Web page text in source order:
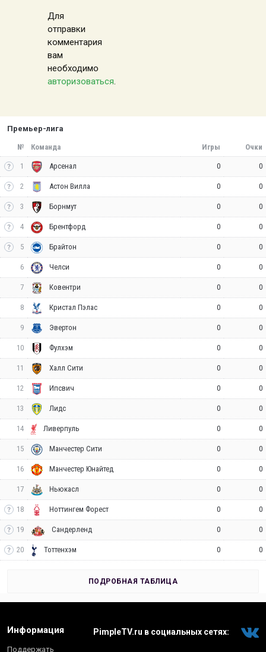
Для
отправки
комментария
вам
необходимо
авторизоваться.
Премьер-лига
№ Команда Игры Очки
1 Арсенал 0 0
2 Астон Вилла 0 0
3 Борнмут 0 0
4 Брентфорд 0 0
5 Брайтон 0 0
6 Челси 0 0
7 Ковентри 0 0
8 Кристал Пэлас 0 0
9 Эвертон 0 0
10 Фулхэм 0 0
11 Халл Сити 0 0
12 Ипсвич 0 0
13 Лидс 0 0
14 Ливерпуль 0 0
15 Манчестер Сити 0 0
16 Манчестер Юнайтед 0 0
17 Ньюкасл 0 0
18 Ноттингем Форест 0 0
19 Сандерленд 0 0
20 Тоттенхэм 0 0
ПОДРОБНАЯ ТАБЛИЦА
Информация
Поддержать
PimpleTV.ru в социальных сетях: